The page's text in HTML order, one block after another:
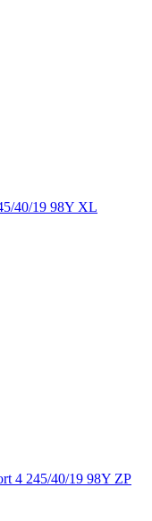
40/19 98Y XL
4 245/40/19 98Y ZP